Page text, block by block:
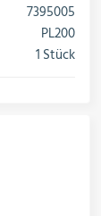
7395005
PL200
1 Stück